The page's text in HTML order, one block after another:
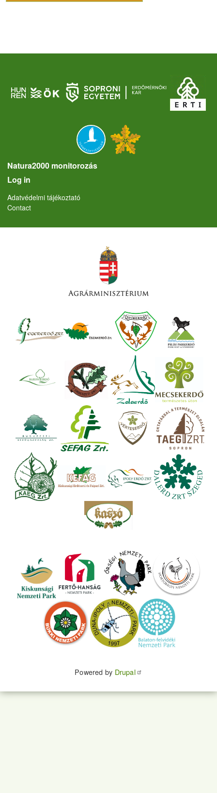
Natura2000 monitorozás
User account menu
Log in
Lábléc
Adatvédelmi tájékoztató
Contact
Powered by Drupal